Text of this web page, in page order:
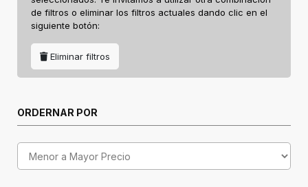
de filtros o eliminar los filtros actuales dando clic en el
siguiente botón:
Eliminar filtros
ORDERNAR POR